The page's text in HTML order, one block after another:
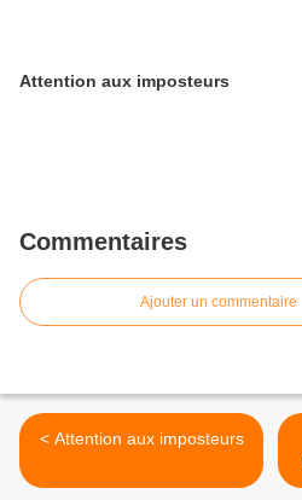
Attention aux imposteurs
Commentaires
Ajouter un commentaire
< Attention aux imposteurs